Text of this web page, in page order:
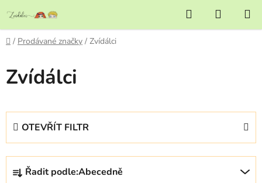
obsah
Hledat
KOŠÍK
Domů
/ Prodávané značky / Zvídálci
Zvídálci
OTEVŘÍT FILTR
Ř
Řadit podle:Abecedně